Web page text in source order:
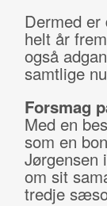
Dermed er
helt år
også
samtlige
Forsmag
Med en
som en
Jørgensen
om sit
tredje